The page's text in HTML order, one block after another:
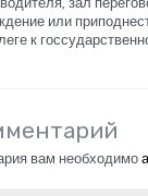
или
к
вам необходимо